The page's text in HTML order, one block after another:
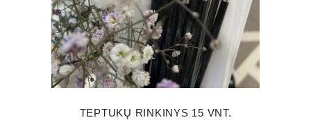
TEPTUKŲ RINKINYS 15 VNT.